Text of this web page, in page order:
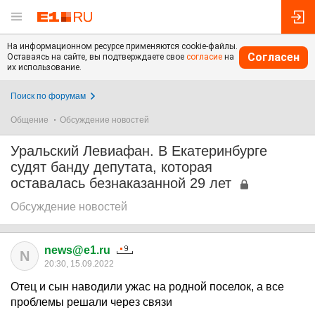
На информационном ресурсе применяются cookie-файлы.
Оставаясь на сайте, вы подтверждаете свое согласие на
их использование.
Согласен
Поиск по форумам
Общение Обсуждение новостей
Уральский Левиафан. В Екатеринбурге
судят банду депутата, которая
оставалась безнаказанной 29 лет
Обсуждение новостей
N news@e1.ru
20:30, 15.09.2022
Отец и сын наводили ужас на родной поселок, а все
проблемы решали через связи